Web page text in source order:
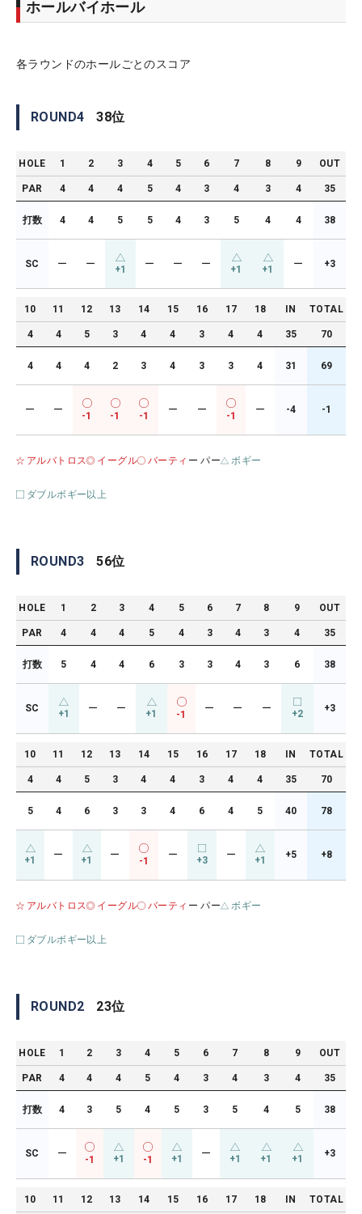
ホールバイホール
各ラウンドのホールごとのスコア
ROUND4 38位
HOLE 1 2 3 4 5 6 7 8 9 OUT
PAR 4 4 4 5 4 3 4 3 4 35
打数 4 4 5 5 4 3 5 4 4 38
SC ー ー +1 ー ー ー +1 +1 ー +3
10 11 12 13 14 15 16 17 18 IN TOTAL
4 4 5 3 4 4 3 4 4 35 70
4 4 4 2 3 4 3 3 4 31 69
ー ー
-1 -1 -1
ー ー
-1
ー -4 -1
アルバトロス イーグル バーティ ー パー ボギー
ダブルボギー以上
ROUND3 56位
HOLE 1 2 3 4 5 6 7 8 9 OUT
PAR 4 4 4 5 4 3 4 3 4 35
打数 5 4 4 6 3 3 4 3 6 38
SC +1 ー ー +1 -1
ー ー ー +2 +3
10 11 12 13 14 15 16 17 18 IN TOTAL
4 4 5 3 4 4 3 4 4 35 70
5 4 6 3 3 4 6 4 5 40 78
+1 ー +1 ー
-1
ー +3 ー +1 +5 +8
アルバトロス イーグル バーティ ー パー ボギー
ダブルボギー以上
ROUND2 23位
HOLE 1 2 3 4 5 6 7 8 9 OUT
PAR 4 4 4 5 4 3 4 3 4 35
打数 4 3 5 4 5 3 5 4 5 38
SC ー
-1 +1 -1 +1 ー +1 +1 +1 +3
10 11 12 13 14 15 16 17 18 IN TOTAL